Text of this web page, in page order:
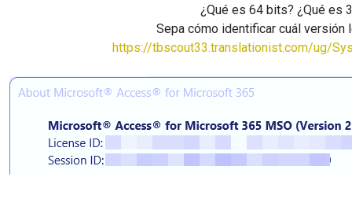
¿Qué es 64 bits? ¿Qué es
Sepa cómo identificar cuál versión
https://tbscout33.translationist.com/ug/